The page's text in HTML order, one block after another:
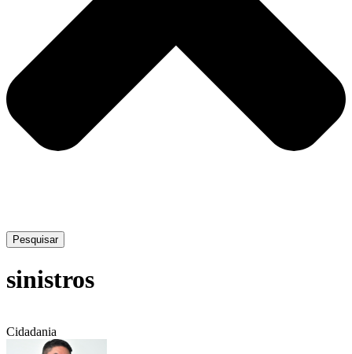
Pesquisar
sinistros
Cidadania